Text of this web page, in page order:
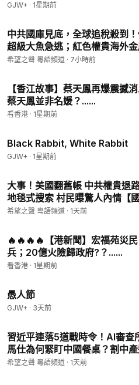
體組合，以普通話、粵語向美國、
感謝您對華人公益媒體的支持！
GJW+ · 1星期前
中共國庫見底，全球追稅殺到
超級大魚急逃；紅色權貴海外
反噬，專家警告台【紅朝秘聞】
希望之聲 粵語頻道 · 7小時前
【香江故事】蔡天鳳再爆震撼
蔡天鳳並非名媛？......
看香港 · 1星期前
Black Rabbit, White Rabbit
GJW+ · 1星期前
大事！美國翻舊帳 中共權貴退
地毯式搜索 村民曝驚人內情【國
希望之聲 粵語頻道 · 1天前
🔥🔥🔥🔥【港新聞】宏福苑災
兵；20億火險歸政府?？......
看香港 · 1星期前
愚人節
GJW+ · 3天前
習近平連落5道戰時令！AI審查
馬仕為何緊盯中國餐桌？割中
地】
希望之聲 粵語頻道 · 1天前